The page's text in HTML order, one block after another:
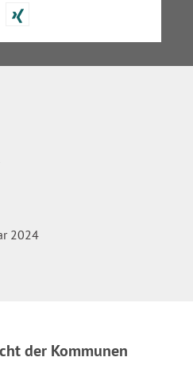
2024
der Kommunen